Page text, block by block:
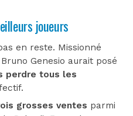
joueurs
en reste. Missionné
Genesio aurait posé
perdre tous les
grosses ventes parmi